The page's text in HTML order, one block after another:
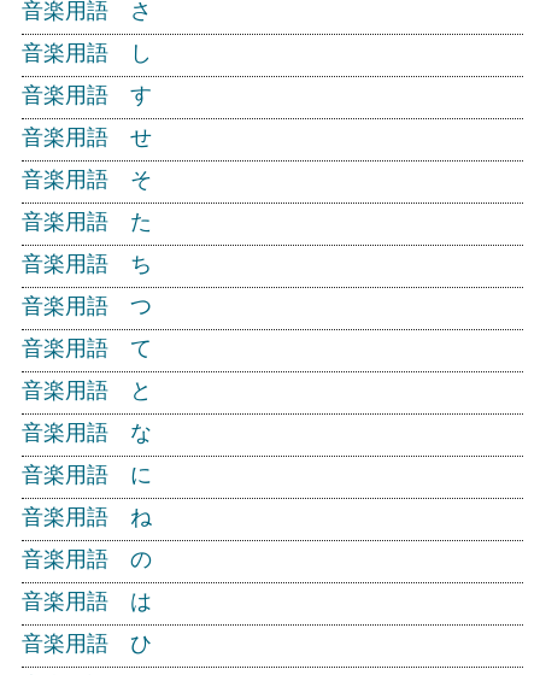
音楽用語 さ
音楽用語 し
音楽用語 す
音楽用語 せ
音楽用語 そ
音楽用語 た
音楽用語 ち
音楽用語 つ
音楽用語 て
音楽用語 と
音楽用語 な
音楽用語 に
音楽用語 ね
音楽用語 の
音楽用語 は
音楽用語 ひ